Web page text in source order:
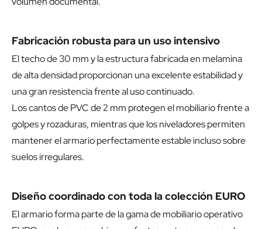
Fabricación robusta para un uso intensivo
El techo de 30 mm y la estructura fabricada en melamina
de alta densidad proporcionan una excelente estabilidad y
una gran resistencia frente al uso continuado.
Los cantos de PVC de 2 mm protegen el mobiliario frente a
golpes y rozaduras, mientras que los niveladores permiten
mantener el armario perfectamente estable incluso sobre
suelos irregulares.
Diseño coordinado con toda la colección EURO
El armario forma parte de la gama de mobiliario operativo